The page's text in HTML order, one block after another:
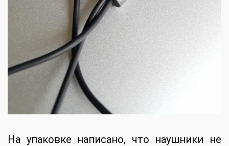
На упаковке написано, что наушники не